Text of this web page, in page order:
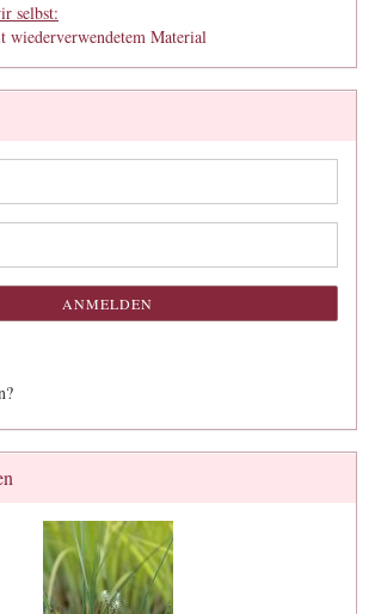
selbst:
wiederverwendetem Material
ANMELDEN